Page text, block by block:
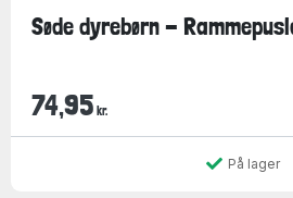
Søde dyrebørn -
74,95 kr.
På lager